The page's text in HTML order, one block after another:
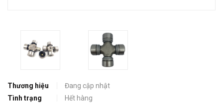
Thương hiệu
Đang cập nhật
Tình trạng
Hết hàng